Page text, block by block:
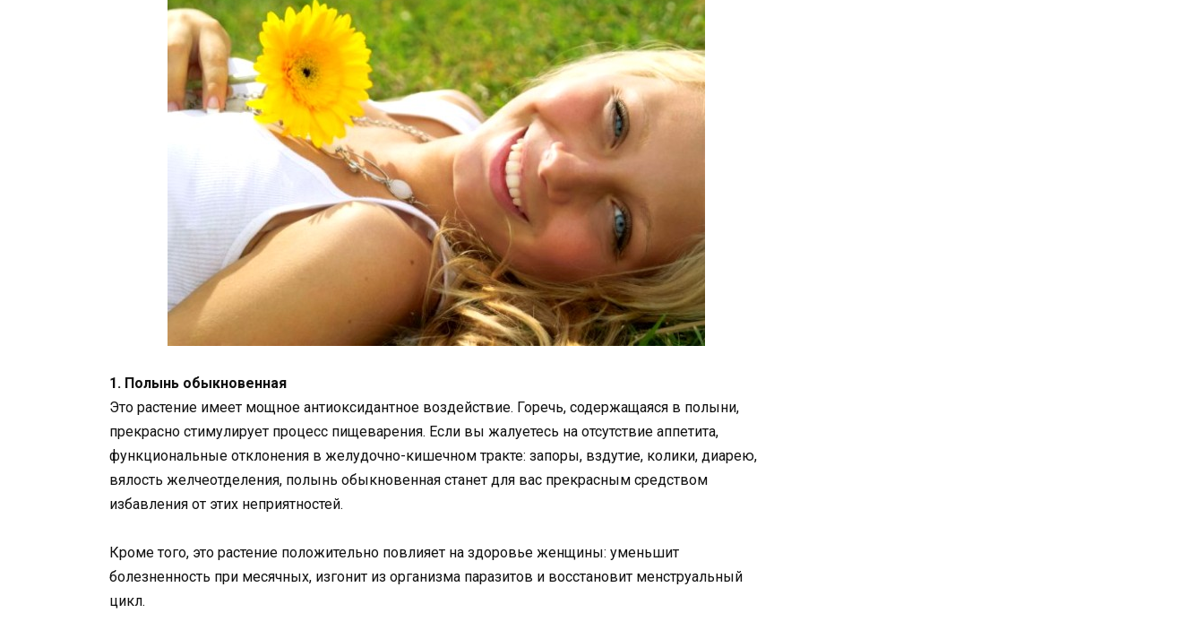
1. Полынь обыкновенная
Это растение имеет мощное антиоксидантное воздействие. Горечь, содержащаяся в полыни,
прекрасно стимулирует процесс пищеварения. Если вы жалуетесь на отсутствие аппетита,
функциональные отклонения в желудочно-кишечном тракте: запоры, вздутие, колики, диарею,
вялость желчеотделения, полынь обыкновенная станет для вас прекрасным средством
избавления от этих неприятностей.
Кроме того, это растение положительно повлияет на здоровье женщины: уменьшит
болезненность при месячных, изгонит из организма паразитов и восстановит менструальный
цикл.